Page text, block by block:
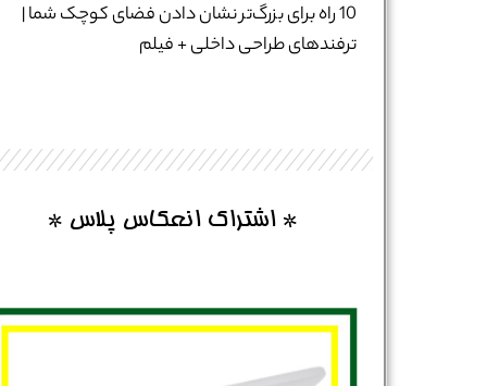
10 راه برای بزرگ‌تر نشان دادن فضای کوچک شما |
ترفندهای طراحی داخلی + فیلم
* اشتراک انعکاس پلاس *